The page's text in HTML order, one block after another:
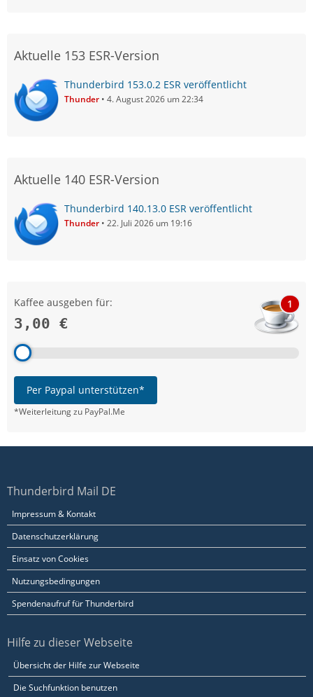
Aktuelle 153 ESR-Version
Thunderbird 153.0.2 ESR veröffentlicht
Thunder 4. August 2026 um 22:34
Aktuelle 140 ESR-Version
Thunderbird 140.13.0 ESR veröffentlicht
Thunder 22. Juli 2026 um 19:16
Kaffee ausgeben für:
3,00 €
1
Per Paypal unterstützen*
*Weiterleitung zu PayPal.Me
Thunderbird Mail DE
Impressum & Kontakt
Datenschutzerklärung
Einsatz von Cookies
Nutzungsbedingungen
Spendenaufruf für Thunderbird
Hilfe zu dieser Webseite
Übersicht der Hilfe zur Webseite
Die Suchfunktion benutzen